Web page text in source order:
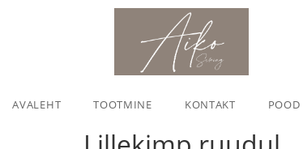
AVALEHT TOOTMINE KONTAKT POOD